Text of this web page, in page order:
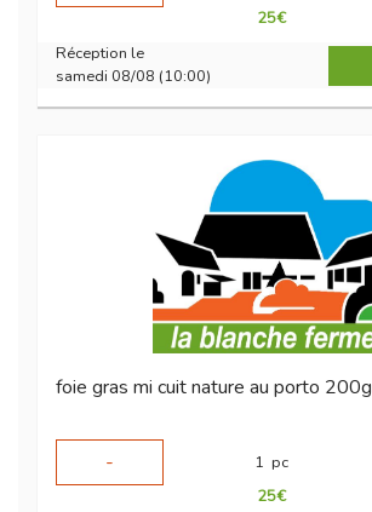
25€
Réception le
samedi 08/08 (10:00)
foie gras mi cuit nature au porto 200g
-
1 pc
25€